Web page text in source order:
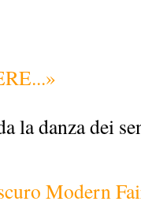
la danza dei
Modern